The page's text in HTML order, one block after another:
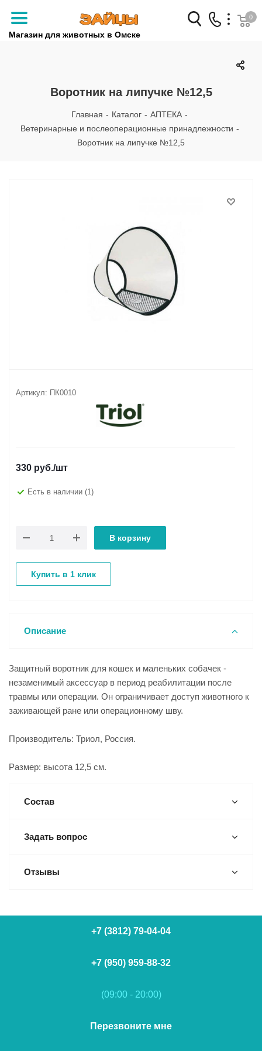
Магазин для животных в Омске
Заказать звонок
+7 (3812) 79-04-04
+7 (950) 959-88-32
0
Воротник на липучке №12,5
Главная - Каталог - АПТЕКА -
Ветеринарные и послеоперационные принадлежности -
Воротник на липучке №12,5
Артикул: ПК0010
330 руб./шт
Есть в наличии (1)
В корзину
Купить в 1 клик
Описание
Защитный воротник для кошек и маленьких собачек -
незаменимый аксессуар в период реабилитации после
травмы или операции. Он ограничивает доступ животного к
заживающей ране или операционному шву.
Производитель: Триол, Россия.
Размер: высота 12,5 см.
Состав
Задать вопрос
Отзывы
+7 (3812) 79-04-04
+7 (950) 959-88-32
(09:00 - 20:00)
Перезвоните мне